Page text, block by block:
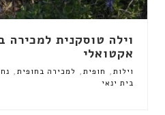
וילה טוסקנית למכירה
אקטואלי
וילות , חופית , למכירה בחופית ,
בית ינאי